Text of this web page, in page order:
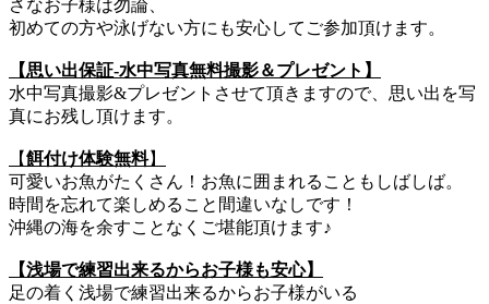
さなお子様は勿論、
初めての方や泳げない方にも安心してご参加頂けます。
【思い出保証-水中写真無料撮影＆プレゼント】
水中写真撮影&プレゼントさせて頂きますので、思い出を写
真にお残し頂けます。
【餌付け体験無料】
可愛いお魚がたくさん！お魚に囲まれることもしばしば。
時間を忘れて楽しめること間違いなしです！
沖縄の海を余すことなくご堪能頂けます♪
【浅場で練習出来るからお子様も安心】
足の着く浅場で練習出来るからお子様がいる